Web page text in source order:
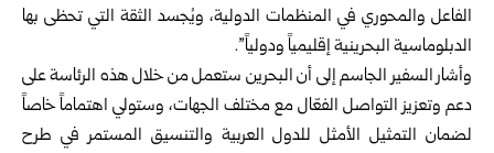
الفاعل والمحوري في المنظمات الدولية، ويُجسد الثقة التي تحظى بها
الدبلوماسية البحرينية إقليمياً ودولياً”.
وأشار السفير الجاسم إلى أن البحرين ستعمل من خلال هذه الرئاسة على
دعم وتعزيز التواصل الفعّال مع مختلف الجهات، وستولي اهتماماً خاصاً
لضمان التمثيل الأمثل للدول العربية والتنسيق المستمر في طرح